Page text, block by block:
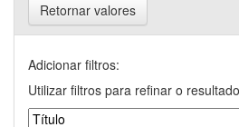
Retornar valores
Adicionar filtros:
Utilizar filtros para refinar o